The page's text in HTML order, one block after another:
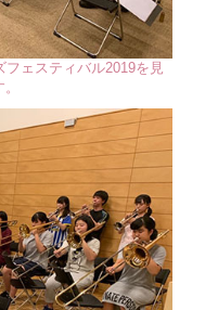
ェスティバル2019を見